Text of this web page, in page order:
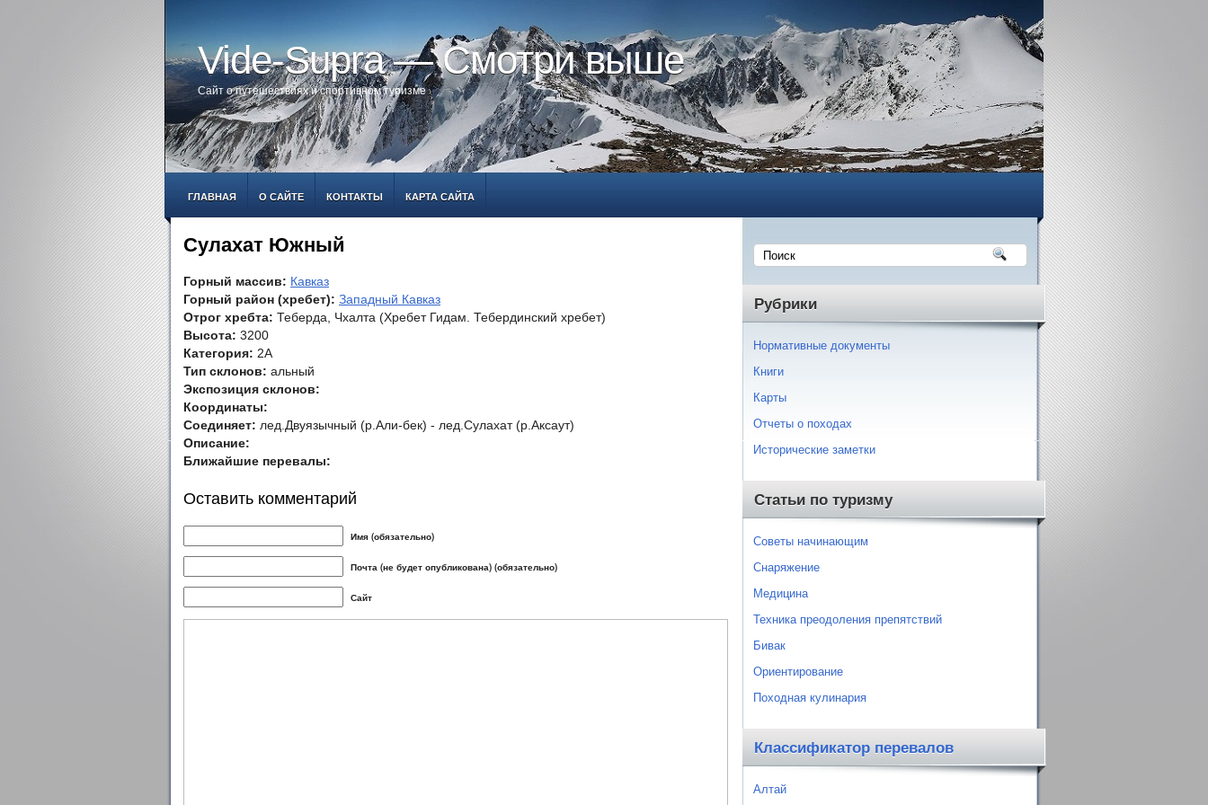
Vide-Supra — Смотри выше
Сайт о путешествиях и спортивном туризме
ГЛАВНАЯ О САЙТЕ КОНТАКТЫ КАРТА САЙТА
Сулахат Южный
Горный массив: Кавказ
Горный район (хребет): Западный Кавказ
Отрог хребта: Теберда, Чхалта (Хребет Гидам. Тебердинский хребет)
Высота: 3200
Категория: 2А
Тип склонов: альный
Экспозиция склонов:
Координаты:
Соединяет: лед.Двуязычный (р.Али-бек) - лед.Сулахат (р.Аксаут)
Описание:
Ближайшие перевалы:
Оставить комментарий
Имя (обязательно)
Почта (не будет опубликована) (обязательно)
Сайт
Рубрики
Нормативные документы
Книги
Карты
Отчеты о походах
Исторические заметки
Статьи по туризму
Советы начинающим
Снаряжение
Медицина
Техника преодоления препятствий
Бивак
Ориентирование
Походная кулинария
Классификатор перевалов
Алтай